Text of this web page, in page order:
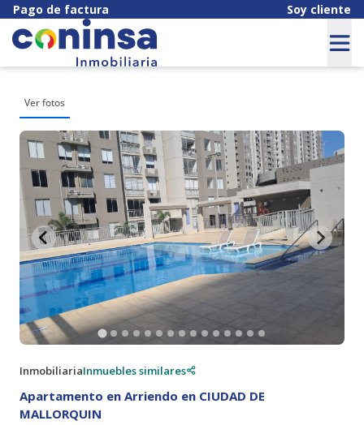
Pago de factura Soy cliente
Ver fotos
InmobiliariaInmuebles similares
Apartamento en Arriendo en CIUDAD DE
MALLORQUIN